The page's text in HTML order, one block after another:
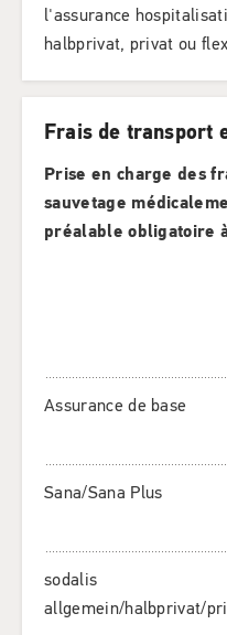
l'assurance
halbprivat, privat ou
Frais de transport
Prise en charge des
sauvetage
préalable obligatoire
Assurance de base
Sana/Sana Plus
sodalis
allgemein/halbprivat/